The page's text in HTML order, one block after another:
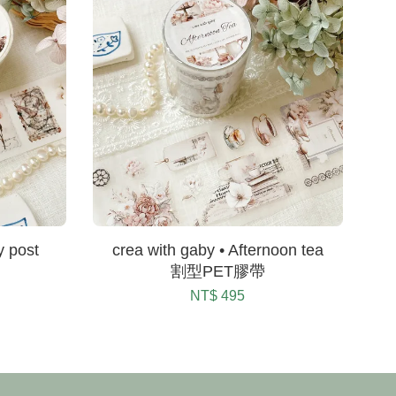
post
crea with gaby • Afternoon tea
割型PET膠帶
NT$ 495